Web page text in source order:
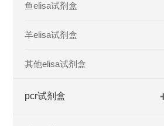
鱼elisa试剂盒
羊elisa试剂盒
其他elisa试剂盒
pcr试剂盒